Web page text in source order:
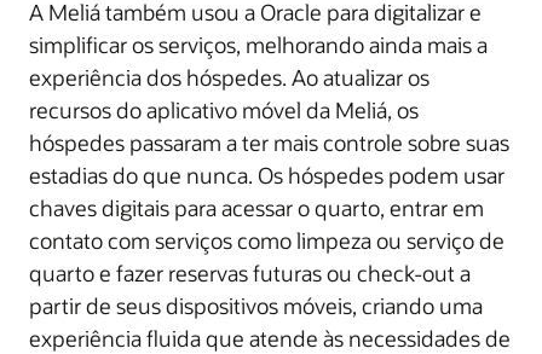
A Meliá também usou a Oracle para digitalizar e
simplificar os serviços, melhorando ainda mais a
experiência dos hóspedes. Ao atualizar os
recursos do aplicativo móvel da Meliá, os
hóspedes passaram a ter mais controle sobre suas
estadias do que nunca. Os hóspedes podem usar
chaves digitais para acessar o quarto, entrar em
contato com serviços como limpeza ou serviço de
quarto e fazer reservas futuras ou check-out a
partir de seus dispositivos móveis, criando uma
experiência fluida que atende às necessidades de